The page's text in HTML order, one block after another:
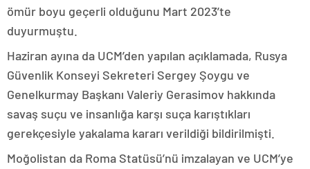
ömür boyu geçerli olduğunu Mart 2023’te
duyurmuştu.
Haziran ayına da UCM’den yapılan açıklamada, Rusya
Güvenlik Konseyi Sekreteri Sergey Şoygu ve
Genelkurmay Başkanı Valeriy Gerasimov hakkında
savaş suçu ve insanlığa karşı suça karıştıkları
gerekçesiyle yakalama kararı verildiği bildirilmişti.
Moğolistan da Roma Statüsü’nü imzalayan ve UCM’ye